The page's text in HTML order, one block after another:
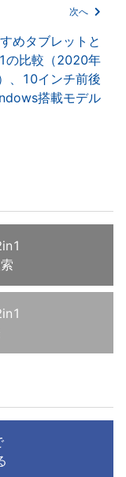
次へ
めタブレットと
の比較（2020年
、10インチ前後
搭載モデル